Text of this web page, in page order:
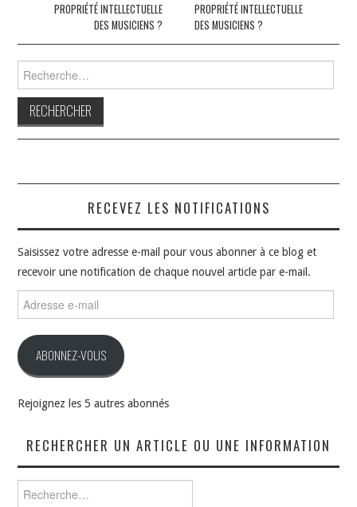
PROPRIÉTÉ INTELLECTUELLE
DES MUSICIENS ?
PROPRIÉTÉ INTELLECTUELLE
DES MUSICIENS ?
RECEVEZ LES NOTIFICATIONS
Saisissez votre adresse e-mail pour vous abonner à ce blog et
recevoir une notification de chaque nouvel article par e-mail.
e-
ABONNEZ-VOUS
Rejoignez les 5 autres abonnés
RECHERCHER UN ARTICLE OU UNE INFORMATION